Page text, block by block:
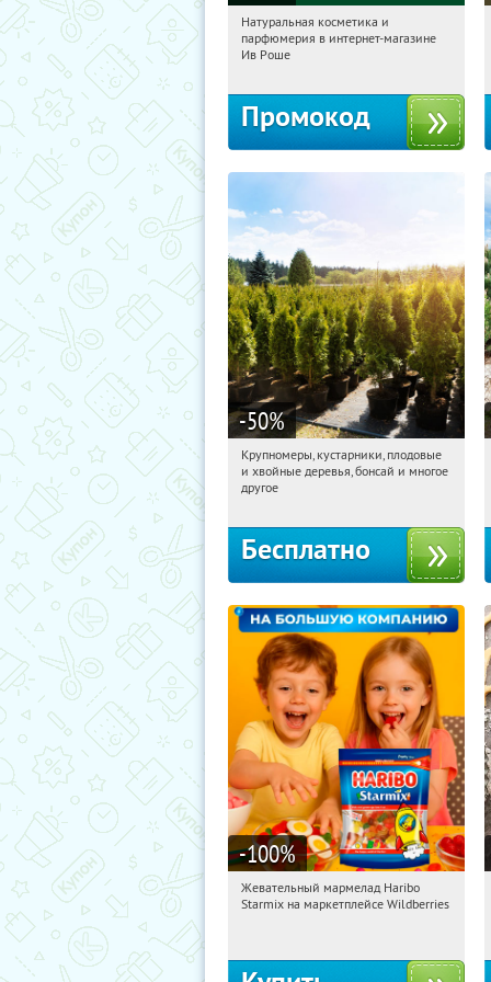
18:15:29 Получили:
Россия
Натуральная косметика и
парфюмерия в интернет-магазине
Ив Роше
Промокод
-50%
18:15:29 Получили:28
Москва, Рябиновая улица, 17
Крупномеры, кустарники, плодовые
и хвойные деревья, бонсай и многое
другое
Бесплатно
-100%
18:15:29 Получили:
Жевательный мармелад Haribo
Starmix на маркетплейсе Wildberries